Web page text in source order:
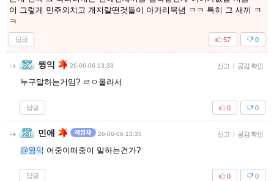
이 그렇게 민주외치고 개지랄떤것들이 아가리묵념 ㅋㅋ 특히 그 새끼 ㅋ
ㅋ
답글 0
57
뮝익 26-06-06 13:33 신고 | 공감 확인
누구말하는거임? ㄹㅇ몰라서
답글 0
0
민애 26-06-06 13:35 신고 | 공감 확인
@뮝익 어중이떠중이 말하는건가?
답글 0
0